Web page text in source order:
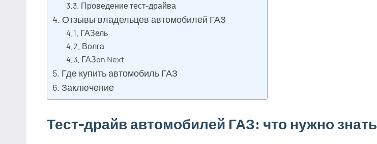
Проведение тест-драйва
Отзывы владельцев автомобилей ГАЗ
ГАЗель
Волга
ГАЗon Next
Где купить автомобиль ГАЗ
Заключение
Тест-драйв автомобилей ГАЗ: что нужно знать